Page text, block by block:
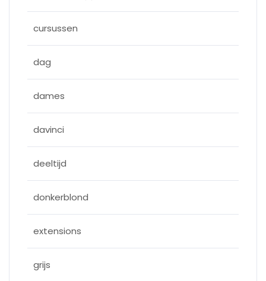
cursussen
dag
dames
davinci
deeltijd
donkerblond
extensions
grijs